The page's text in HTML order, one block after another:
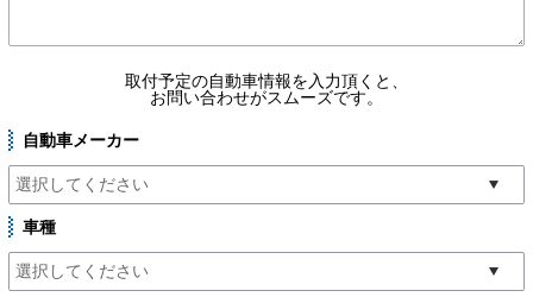
取付予定の自動車情報を入力頂くと、
お問い合わせがスムーズです。
自動車メーカー
車種